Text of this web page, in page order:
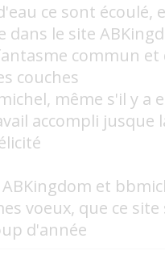
ce sont
dans le site
commun
couches
même s'il y a
accompli jusque
ABKingdom et
voeux, que ce
d'année